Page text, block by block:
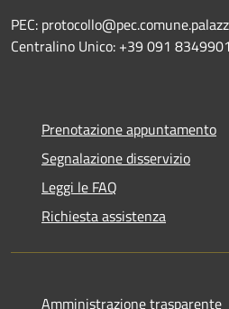
PEC:
Centralino Unico: +39 091 8349901
Prenotazione appuntamento
Segnalazione disservizio
Leggi le FAQ
Richiesta assistenza
Amministrazione trasparente